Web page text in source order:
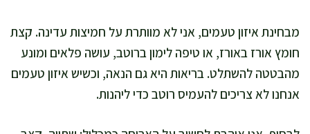
מבחינת איזון טעמים, אני לא מוותרת על חמיצות עדינה. קצת
חומץ אורז באורז, או טיפה לימון ברוטב, עושה פלאים ומונע
מהבטטה להשתלט. בריאות היא גם הנאה, וכשיש איזון טעמים
אנחנו לא צריכים להעמיס רוטב כדי ליהנות.